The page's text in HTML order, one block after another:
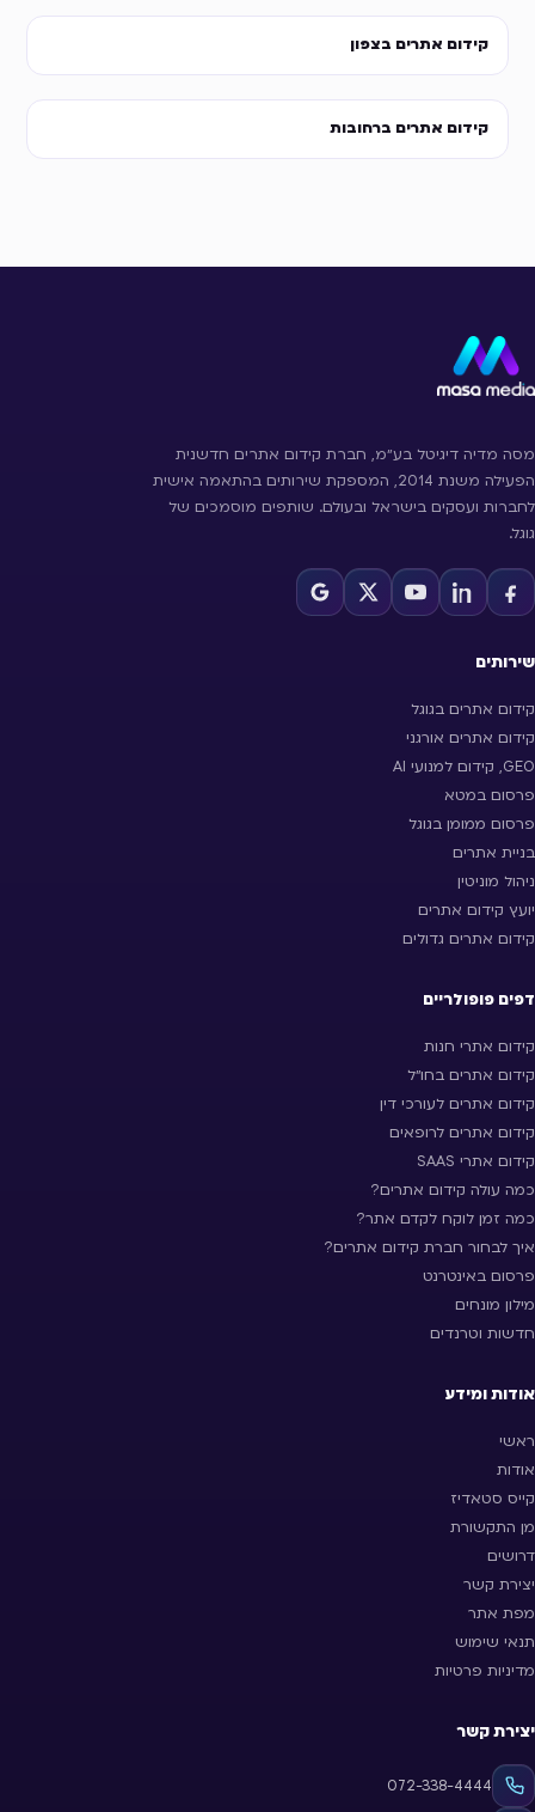
קידום אתרים בצפון
קידום אתרים ברחובות
מסה מדיה דיגיטל בע״מ, חברת קידום אתרים חדשנית
הפעילה משנת 2014, המספקת שירותים בהתאמה אישית
לחברות ועסקים בישראל ובעולם. שותפים מוסמכים של
גוגל.
שירותים
קידום אתרים בגוגל
קידום אתרים אורגני
GEO, קידום למנועי AI
פרסום במטא
פרסום ממומן בגוגל
בניית אתרים
ניהול מוניטין
יועץ קידום אתרים
קידום אתרים גדולים
דפים פופולריים
קידום אתרי חנות
קידום אתרים בחו״ל
קידום אתרים לעורכי דין
קידום אתרים לרופאים
קידום אתרי SAAS
כמה עולה קידום אתרים?
כמה זמן לוקח לקדם אתר?
איך לבחור חברת קידום אתרים?
פרסום באינטרנט
מילון מונחים
חדשות וטרנדים
אודות ומידע
ראשי
אודות
קייס סטאדיז
מן התקשורת
דרושים
יצירת קשר
מפת אתר
תנאי שימוש
מדיניות פרטיות
יצירת קשר
072-338-4444